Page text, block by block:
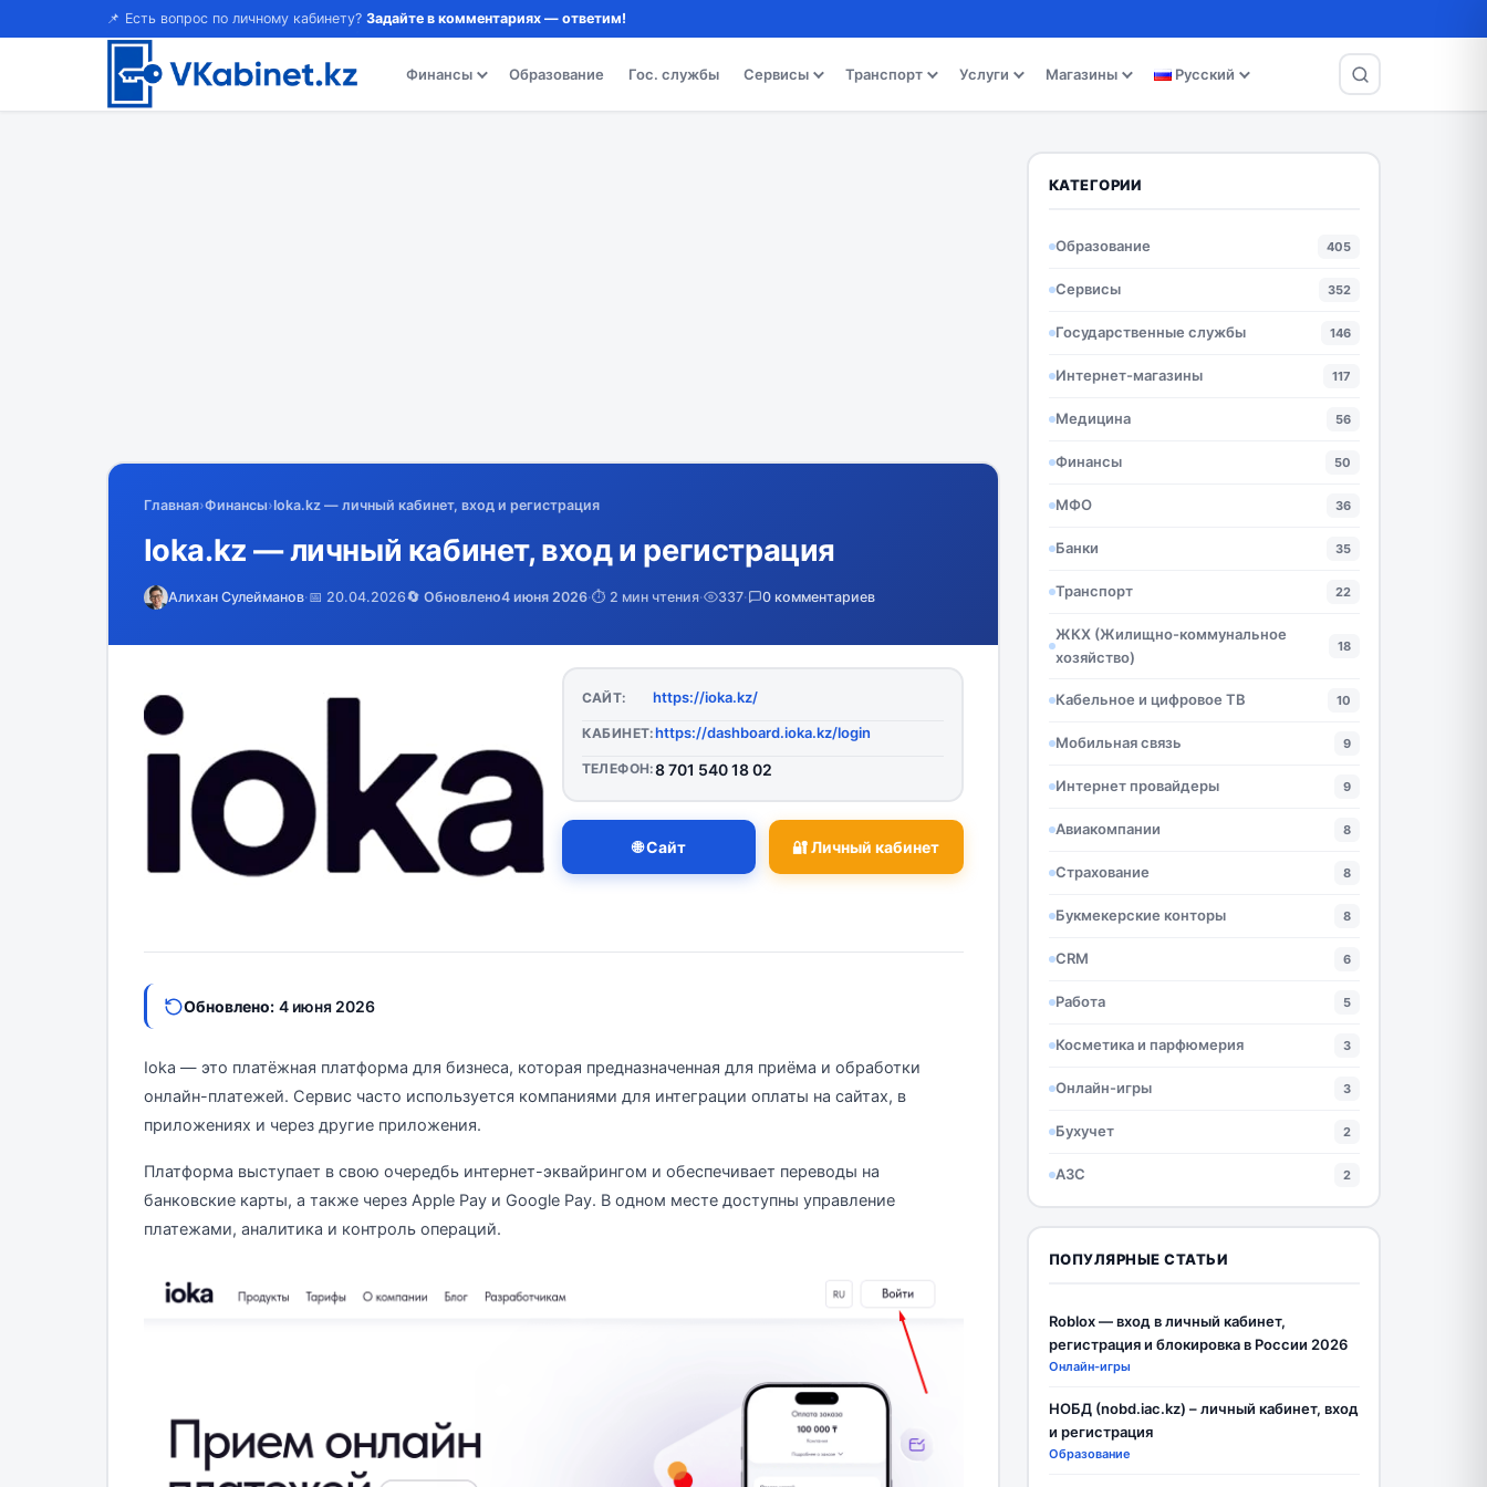
📌 Есть вопрос по личному кабинету? Задайте в комментариях — ответим!
Финансы Образование Гос. службы Сервисы Транспорт Услуги Магазины Русский
Главная›Финансы›Ioka.kz — личный кабинет, вход и регистрация
Ioka.kz — личный кабинет, вход и регистрация
Алихан Сулейманов·📅 20.04.2026🔄 Обновлено4 июня 2026·⏱️ 2 мин чтения· 337· 0 комментариев
САЙТ: https://ioka.kz/
КАБИНЕТ:https://dashboard.ioka.kz/login
ТЕЛЕФОН:8 701 540 18 02
🌐 Сайт 🔐 Личный кабинет
Обновлено: 4 июня 2026
Ioka — это платёжная платформа для бизнеса, которая предназначенная для приёма и обработки
онлайн-платежей. Сервис часто используется компаниями для интеграции оплаты на сайтах, в
приложениях и через другие приложения.
Платформа выступает в свою очередбь интернет-эквайрингом и обеспечивает переводы на
банковские карты, а также через Apple Pay и Google Pay. В одном месте доступны управление
платежами, аналитика и контроль операций.
КАТЕГОРИИ
Образование 405
Сервисы 352
Государственные службы 146
Интернет-магазины 117
Медицина 56
Финансы 50
МФО 36
Банки 35
Транспорт 22
ЖКХ (Жилищно-коммунальное
хозяйство)
18
Кабельное и цифровое ТВ 10
Мобильная связь 9
Интернет провайдеры 9
Авиакомпании 8
Страхование 8
Букмекерские конторы 8
CRM 6
Работа 5
Косметика и парфюмерия 3
Онлайн-игры 3
Бухучет 2
АЗС 2
ПОПУЛЯРНЫЕ СТАТЬИ
Roblox — вход в личный кабинет,
регистрация и блокировка в России 2026
Онлайн-игры
НОБД (nobd.iac.kz) – личный кабинет, вход
и регистрация
Образование